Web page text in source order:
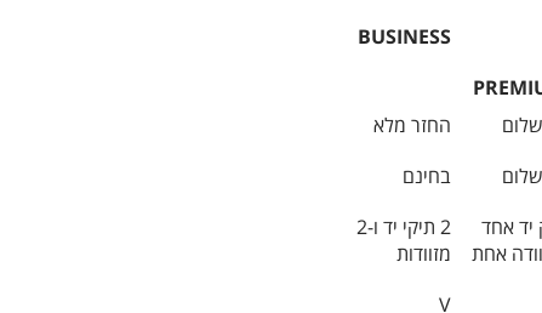
BUSINESS
החזר מלא
בחינם
יד אחד
אחת
2 תיקי יד ו-2
מזוודות
V